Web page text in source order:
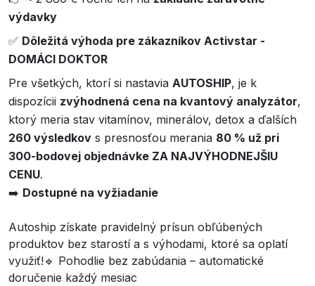
výdavky
✅ Dôležitá výhoda pre zákazníkov Activstar -
DOMÁCI DOKTOR
Pre všetkých, ktorí si nastavia AUTOSHIP, je k
dispozícii zvýhodnená cena na kvantový analyzátor,
ktorý meria stav vitamínov, minerálov, detox a ďalších
260 výsledkov s presnosťou merania 80 % už pri
300-bodovej objednávke ZA NAJVÝHODNEJŠIU
CENU.
➡️ Dostupné na vyžiadanie
Autoship získate pravidelný prísun obľúbených
produktov bez starostí a s výhodami, ktoré sa oplatí
využiť!🔹 Pohodlie bez zabúdania – automatické
doručenie každý mesiac